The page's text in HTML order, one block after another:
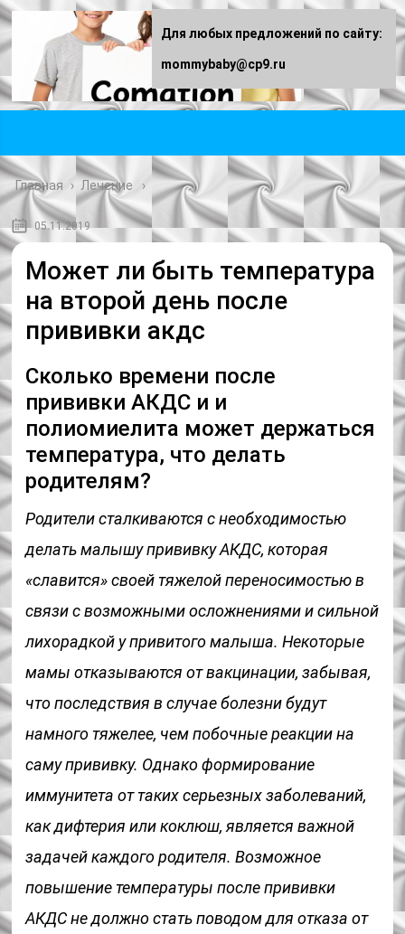
Главная › Лечение
05.11.2019
Может ли быть температура
на второй день после
прививки акдс
Сколько времени после
прививки АКДС и и
полиомиелита может держаться
температура, что делать
родителям?
Родители сталкиваются с необходимостью
делать малышу прививку АКДС, которая
«славится» своей тяжелой переносимостью в
связи с возможными осложнениями и сильной
лихорадкой у привитого малыша. Некоторые
мамы отказываются от вакцинации, забывая,
что последствия в случае болезни будут
намного тяжелее, чем побочные реакции на
саму прививку. Однако формирование
иммунитета от таких серьезных заболеваний,
как дифтерия или коклюш, является важной
задачей каждого родителя. Возможное
повышение температуры после прививки
АКДС не должно стать поводом для отказа от
Для любых предложений по сайту:
mommybaby@cp9.ru